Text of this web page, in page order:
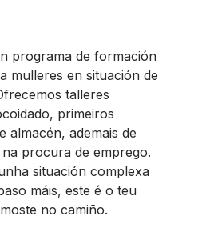
programa de formación
mulleres en situación de
talleres
primeiros
almacén, ademais de
procura de emprego.
situación complexa
máis, este é o teu
no camiño.